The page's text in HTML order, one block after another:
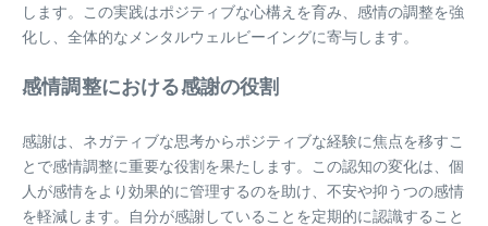
します。この実践はポジティブな心構えを育み、感情の調整を強
化し、全体的なメンタルウェルビーイングに寄与します。
感情調整における感謝の役割
感謝は、ネガティブな思考からポジティブな経験に焦点を移すこ
とで感情調整に重要な役割を果たします。この認知の変化は、個
人が感情をより効果的に管理するのを助け、不安や抑うつの感情
を軽減します。自分が感謝していることを定期的に認識すること